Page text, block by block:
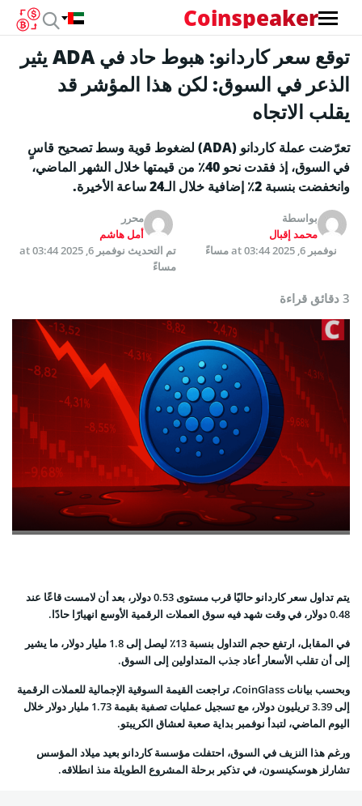
Coinspeaker
توقع سعر كاردانو: هبوط حاد في ADA يثير
الذعر في السوق: لكن هذا المؤشر قد
يقلب الاتجاه
تعرّضت عملة كاردانو (ADA) لضغوط قوية وسط تصحيح قاسٍ
في السوق، إذ فقدت نحو 40٪ من قيمتها خلال الشهر الماضي،
وانخفضت بنسبة 2٪ إضافية خلال الـ24 ساعة الأخيرة.
بواسطة
محمد إقبال
محرر
أمل هاشم
نوفمبر 6, 2025 at 03:44 مساءً
تم التحديث
نوفمبر 6, 2025 at 03:44
مساءً
3 دقائق قراءة
يتم تداول سعر كاردانو حاليًا قرب مستوى 0.53 دولار، بعد أن لامست قاعًا عند
0.48 دولار، في وقت شهد فيه سوق العملات الرقمية الأوسع انهيارًا حادًا.
في المقابل، ارتفع حجم التداول بنسبة 13٪ ليصل إلى 1.8 مليار دولار، ما يشير
إلى أن تقلب الأسعار أعاد جذب المتداولين إلى السوق.
وبحسب بيانات CoinGlass، تراجعت القيمة السوقية الإجمالية للعملات الرقمية
إلى 3.39 تريليون دولار، مع تسجيل عمليات تصفية بقيمة 1.73 مليار دولار خلال
اليوم الماضي، لتبدأ نوفمبر بداية صعبة لعشاق الكريبتو.
ورغم هذا النزيف في السوق، احتفلت مؤسسة كاردانو بعيد ميلاد المؤسس
تشارلز هوسكينسون، في تذكير برحلة المشروع الطويلة منذ انطلاقه.